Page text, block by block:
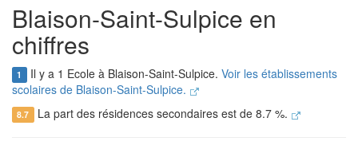
Blaison-Saint-Sulpice en
chiffres
1 Il y a 1 Ecole à Blaison-Saint-Sulpice. Voir les établissements
scolaires de Blaison-Saint-Sulpice.
8.7 La part des résidences secondaires est de 8.7 %.